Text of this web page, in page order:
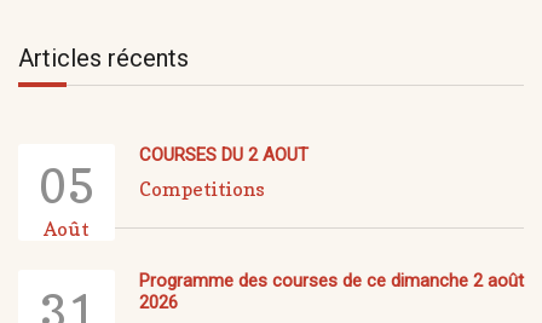
Articles récents
05
Août
COURSES DU 2 AOUT
Competitions
31
Programme des courses de ce dimanche 2 août
2026